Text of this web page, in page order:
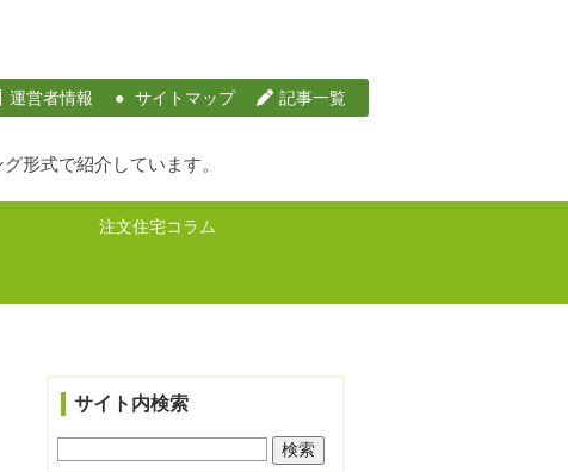
形式で紹介しています。
運営者情報 サイトマップ 記事一覧
注文住宅コラム
サイト内検索